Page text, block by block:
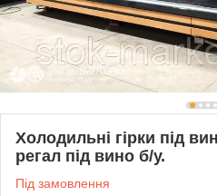
Холодильні гірки під
регал під вино б/у.
Під замовлення